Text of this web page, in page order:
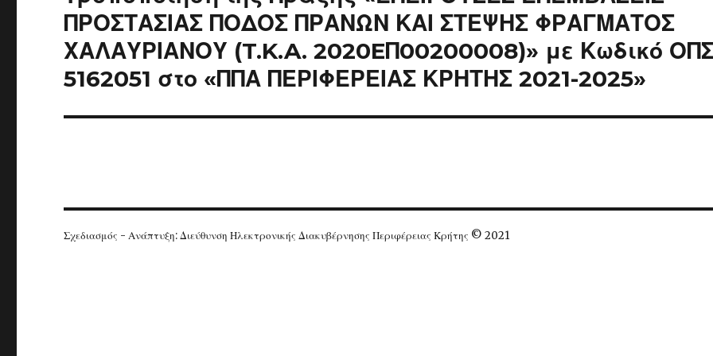
post:
ΠΡΟΣΤΑΣΙΑΣ ΠΟΔΟΣ ΠΡΑΝΩΝ ΚΑΙ ΣΤΕΨΗΣ ΦΡΑΓΜΑΤΟΣ
ΧΑΛΑΥΡΙΑΝΟΥ (T.K.A. 2020EΠ00200008)» με Κωδικό
5162051 στο «ΠΠΑ ΠΕΡΙΦΕΡΕΙΑΣ ΚΡΗΤΗΣ 2021-2025»
Σχεδιασμός - Ανάπτυξη: Διεύθυνση Ηλεκτρονικής Διακυβέρνησης Περιφέρειας Κρήτης © 2021